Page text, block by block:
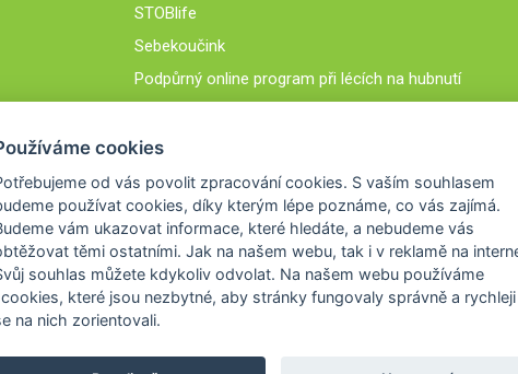
STOBlife
Sebekoučink
Podpůrný online program při lécích na hubnutí
cookies
od vás povolit zpracování cookies. S vaším souhlasem
používat cookies, díky kterým lépe poznáme, co vás zajímá.
vám ukazovat informace, které hledáte, a nebudeme vás
těmi ostatními. Jak na našem webu, tak i v reklamě na
souhlas můžete kdykoliv odvolat. Na našem webu používáme
které jsou nezbytné, aby stránky fungovaly správně a
na nich zorientovali.